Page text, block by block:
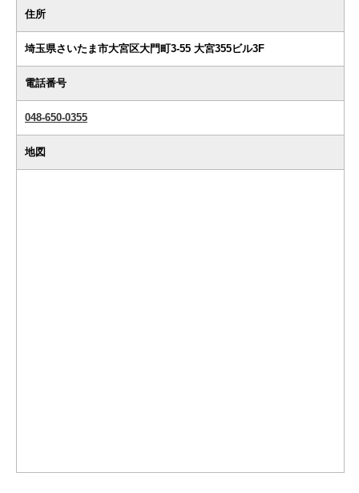
住所
埼玉県さいたま市大宮区大門町3-55 大宮355ビル3F
電話番号
048-650-0355
地図